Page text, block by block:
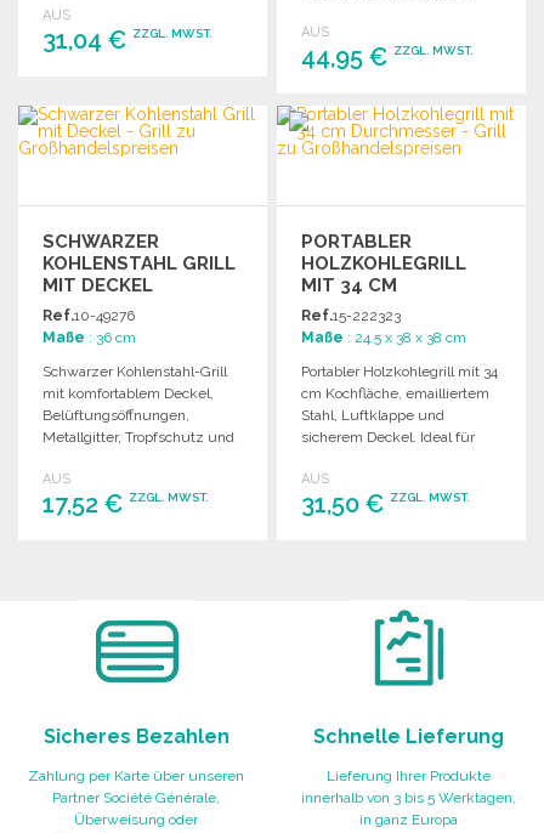
AUS
31,04 € ZZGL. MWST.
Angebot anfordern
Mobilität.
AUS
44,95 € ZZGL. MWST.
BESTELLEN
Angebot anfordern
SCHWARZER
KOHLENSTAHL GRILL
MIT DECKEL
Ref.10-49276
Maße : 36 cm
Schwarzer Kohlenstahl-Grill
mit komfortablem Deckel,
Belüftungsöffnungen,
Metallgitter, Tropfschutz und
ansprechender Verpackung.
AUS
17,52 € ZZGL. MWST.
PORTABLER
HOLZKOHLEGRILL
MIT 34 CM
DURCHMESSER
Ref.15-222323
Maße : 24.5 x 38 x 38 cm
Portabler Holzkohlegrill mit 34
cm Kochfläche, emailliertem
Stahl, Luftklappe und
sicherem Deckel. Ideal für
AUS
31,50 € ZZGL. MWST.
Sicheres Bezahlen
Zahlung per Karte über unseren
Partner Société Générale,
Überweisung oder
Schnelle Lieferung
Lieferung Ihrer Produkte
innerhalb von 3 bis 5 Werktagen,
in ganz Europa